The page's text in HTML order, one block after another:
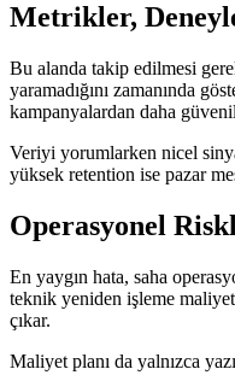
Metrikler,
Bu alanda takip edilmesi
yaramadığını zamanında
kampanyalardan daha
Veriyi yorumlarken nicel
yüksek retention ise pazar
Operasyonel
En yaygın hata, saha
teknik yeniden işleme
çıkar.
Maliyet planı da yalnızca